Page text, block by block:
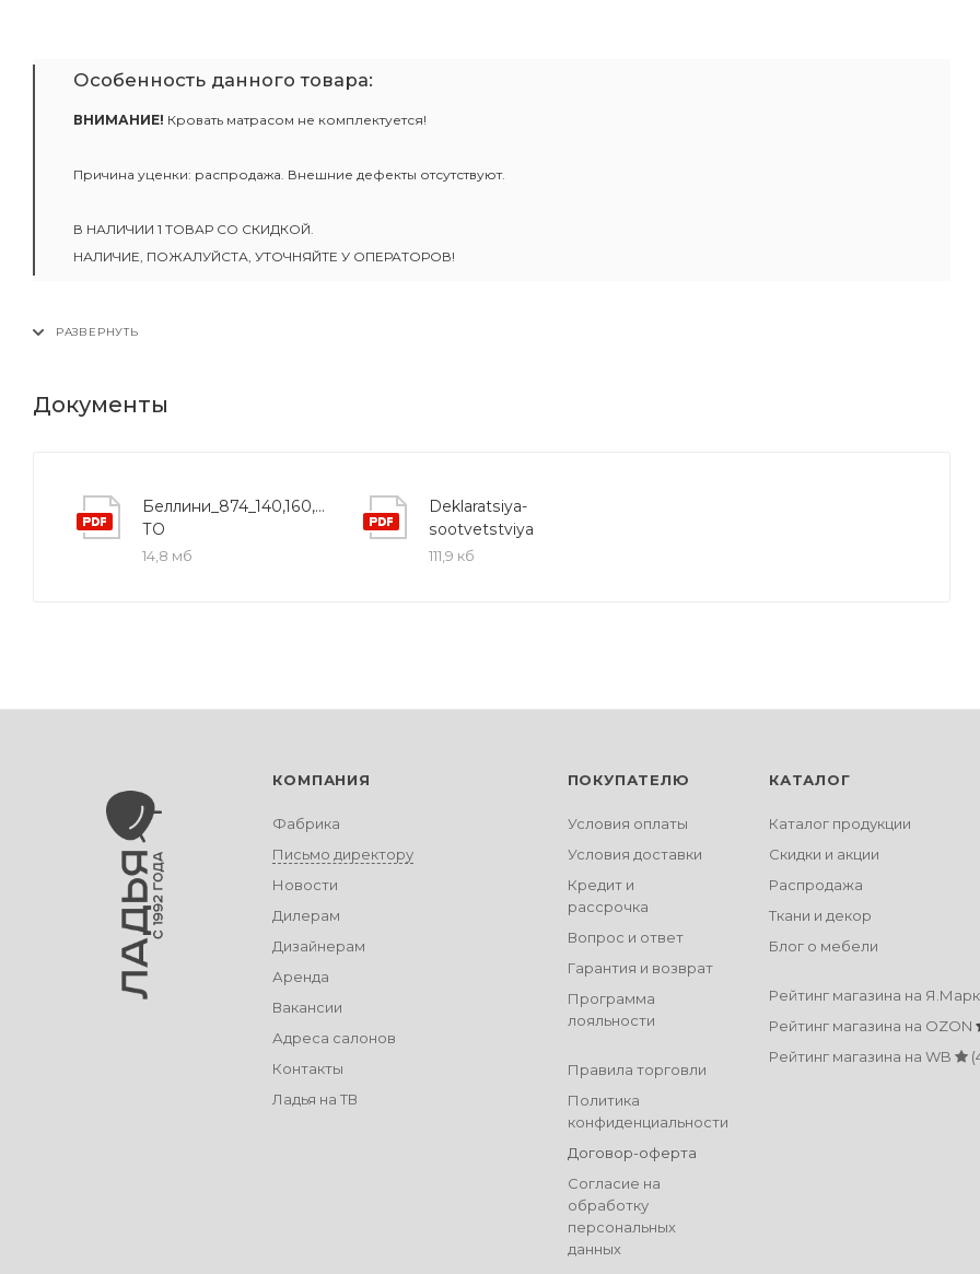
Особенность данного товара:
ВНИМАНИЕ! Кровать матрасом не комплектуется!
Причина уценки: распродажа. Внешние дефекты отсутствуют.
В НАЛИЧИИ 1 ТОВАР СО СКИДКОЙ.
НАЛИЧИЕ, ПОЖАЛУЙСТА, УТОЧНЯЙТЕ У ОПЕРАТОРОВ!
Документы
Беллини_874_140,160,180
ТО
14,8 мб
Deklaratsiya-
sootvetstviya
111,9 кб
КОМПАНИЯ
Фабрика
Письмо директору
Новости
Дилерам
Дизайнерам
Аренда
Вакансии
Адреса салонов
Контакты
Ладья на ТВ
ПОКУПАТЕЛЮ
Условия оплаты
Условия доставки
Кредит и
рассрочка
Вопрос и ответ
Гарантия и возврат
Программа
лояльности
Правила торговли
Политика
конфиденциальности
Договор-оферта
Согласие на
обработку
персональных
данных
КАТАЛОГ
Каталог продукции
Скидки и акции
Распродажа
Ткани и декор
Блог о мебели
Рейтинг магазина на
Рейтинг магазина на OZON
Рейтинг магазина на WB